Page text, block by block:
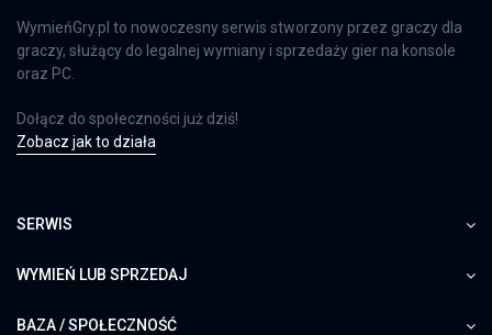
WymieńGry.pl to nowoczesny serwis stworzony przez graczy dla
graczy, służący do legalnej wymiany i sprzedaży gier na konsole
oraz PC.
Dołącz do społeczności już dziś!
Zobacz jak to działa
SERWIS
WYMIEŃ LUB SPRZEDAJ
BAZA / SPOŁECZNOŚĆ